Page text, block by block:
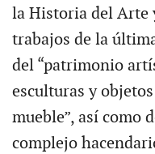
la Historia del Arte
trabajos de la
del “patrimonio
esculturas y
mueble”, así como
complejo